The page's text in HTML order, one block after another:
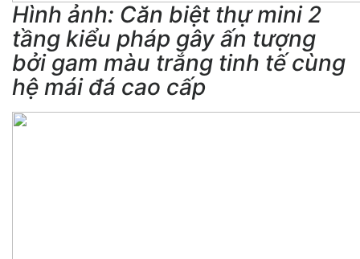
Hình ảnh: Căn biệt thự mini 2
tầng kiểu pháp gây ấn tượng
bởi gam màu trắng tinh tế cùng
hệ mái đá cao cấp